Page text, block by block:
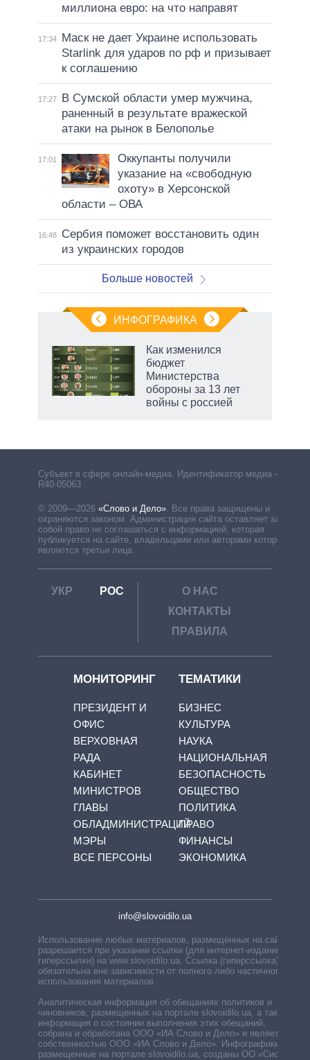
миллиона евро: на что направят
17:34
Маск не дает Украине использовать
Starlink для ударов по рф и призывает
к соглашению
17:27
В Сумской области умер мужчина,
раненный в результате вражеской
атаки на рынок в Белополье
17:01
Оккупанты получили
указание на «свободную
охоту» в Херсонской
области – ОВА
16:48
Сербия поможет восстановить один
из украинских городов
Больше новостей
ИНФОГРАФИКА
Как изменился
бюджет
Министерства
обороны за 13 лет
войны с россией
Субъект в сфере онлайн-медиа. Идентификатор медиа –
R40-05063
© 2009—2026 «Слово и Дело» Все права защищены и
охраняются законом. Администрация сайта оставляет за
собой право не соглашаться с информацией, которая
публикуется на сайте, владельцами или авторами которой
являются третьи лица.
УКР РОС
О НАС
КОНТАКТЫ
ПРАВИЛА
МОНИТОРИНГ
ПРЕЗИДЕНТ И
ОФИС
ВЕРХОВНАЯ
РАДА
КАБИНЕТ
МИНИСТРОВ
ГЛАВЫ
ОБЛАДМИНИСТРАЦИЙ
МЭРЫ
ВСЕ ПЕРСОНЫ
ТЕМАТИКИ
БИЗНЕС
КУЛЬТУРА
НАУКА
НАЦИОНАЛЬНАЯ
БЕЗОПАСНОСТЬ
ОБЩЕСТВО
ПОЛИТИКА
ПРАВО
ФИНАНСЫ
ЭКОНОМИКА
info@slovoidilo.ua
Использование любых материалов, размещённых на сайте,
разрешается при указании ссылки (для интернет-изданий —
гиперссылки) на www.slovoidilo.ua. Ссылка (гиперссылка)
обязательна вне зависимости от полного либо частичного
использования материалов.
Аналитическая информация об обещаниях политиков и
чиновников, размещенных на портале slovoidilo.ua, а также
информация о состоянии выполнения этих обещаний,
собрана и обработана ООО «ИА Слово и Дело» и является
собственностью ООО «ИА Слово и Дело». Инфографики,
размещенные на портале slovoidilo.ua, созданы ОО «Система